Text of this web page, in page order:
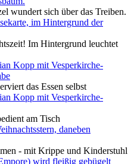
wundert sich über das Treiben.
Im Hintergrund leuchtet
das Essen selbst
am Tisch
- mit Krippe und Kinderstuhl